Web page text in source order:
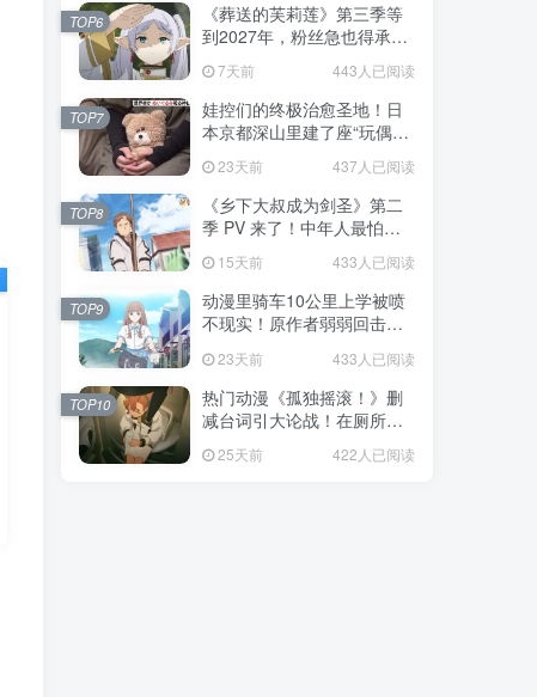
《葬送的芙莉莲》第三季等
到2027年，粉丝急也得承认
这次慢得有道理！
7天前 443人已阅读
TOP6
娃控们的终极治愈圣地！日
本京都深山里建了座“玩偶神
社”，不仅能拍照还能给娃祈
福！23天前 437人已阅读
TOP7
《乡下大叔成为剑圣》第二
季 PV 来了！中年人最怕的
不是变老，而是没人愿意再
相信你！
15天前 433人已阅读
TOP8
动漫里骑车10公里上学被喷
不现实！原作者弱弱回击：
常通勤！
23天前 433人已阅读
TOP9
热门动漫《孤独摇滚！》删
减台词引大论战！在厕所吃
现充！
25天前 422人已阅读
TOP10